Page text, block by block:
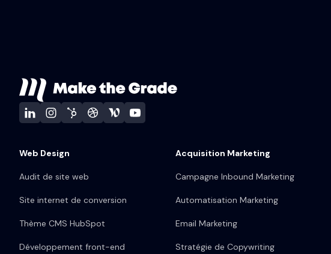
Web Design
Audit de site web
Site internet de conversion
Thème CMS HubSpot
Développement front-end
Acquisition Marketing
Campagne Inbound Marketing
Automatisation Marketing
Email Marketing
Stratégie de Copywriting